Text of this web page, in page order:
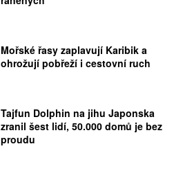
Mořské řasy zaplavují Karibik a
ohrožují pobřeží i cestovní ruch
Tajfun Dolphin na jihu Japonska
zranil šest lidí, 50.000 domů je bez
proudu